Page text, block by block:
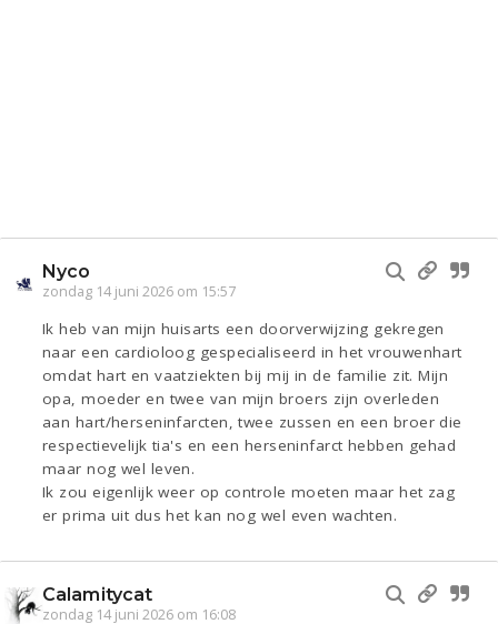
Nyco
zondag 14 juni 2026 om 15:57
Ik heb van mijn huisarts een doorverwijzing gekregen
naar een cardioloog gespecialiseerd in het vrouwenhart
omdat hart en vaatziekten bij mij in de familie zit. Mijn
opa, moeder en twee van mijn broers zijn overleden
aan hart/herseninfarcten, twee zussen en een broer die
respectievelijk tia's en een herseninfarct hebben gehad
maar nog wel leven.
Ik zou eigenlijk weer op controle moeten maar het zag
er prima uit dus het kan nog wel even wachten.
Calamitycat
zondag 14 juni 2026 om 16:08